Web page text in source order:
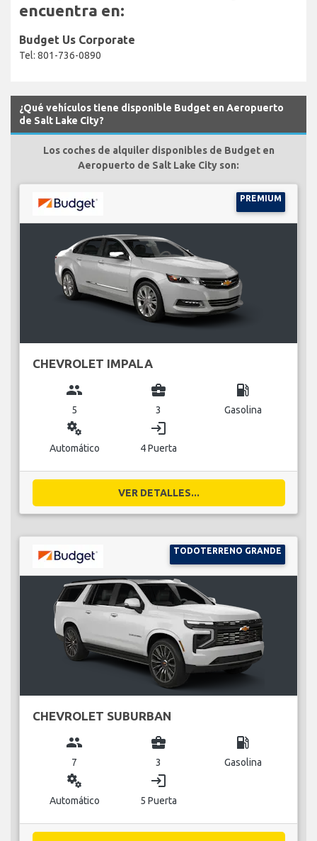
encuentra en:
Budget Us Corporate
Tel: 801-736-0890
¿Qué vehículos tiene disponible Budget en Aeropuerto
de Salt Lake City?
Los coches de alquiler disponibles de Budget en
Aeropuerto de Salt Lake City son:
PREMIUM
CHEVROLET IMPALA
group
5
business_center
3
local_gas_station
Gasolina
miscellaneous_services
Automático
login
4 Puerta
VER DETALLES...
TODOTERRENO GRANDE
CHEVROLET SUBURBAN
group
7
business_center
3
local_gas_station
Gasolina
miscellaneous_services
Automático
login
5 Puerta